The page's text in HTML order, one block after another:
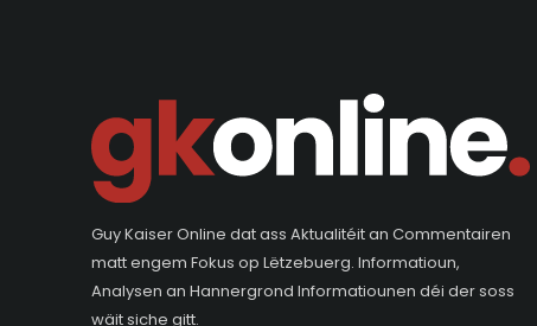
Guy Kaiser Online dat ass Aktualitéit an Commentairen
matt engem Fokus op Lëtzebuerg. Informatioun,
Analysen an Hannergrond Informatiounen déi der soss
wäit siche gitt.